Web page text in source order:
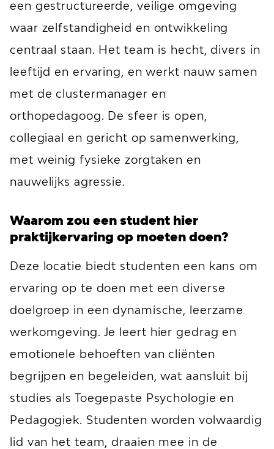
een gestructureerde, veilige omgeving
waar zelfstandigheid en ontwikkeling
centraal staan. Het team is hecht, divers in
leeftijd en ervaring, en werkt nauw samen
met de clustermanager en
orthopedagoog. De sfeer is open,
collegiaal en gericht op samenwerking,
met weinig fysieke zorgtaken en
nauwelijks agressie.
Waarom zou een student hier
praktijkervaring op moeten doen?
Deze locatie biedt studenten een kans om
ervaring op te doen met een diverse
doelgroep in een dynamische, leerzame
werkomgeving. Je leert hier gedrag en
emotionele behoeften van cliënten
begrijpen en begeleiden, wat aansluit bij
studies als Toegepaste Psychologie en
Pedagogiek. Studenten worden volwaardig
lid van het team, draaien mee in de